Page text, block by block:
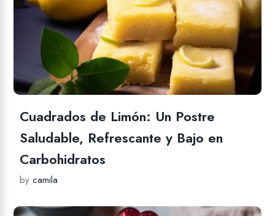
Cuadrados de Limón: Un Postre
Saludable, Refrescante y Bajo en
Carbohidratos
bycamila